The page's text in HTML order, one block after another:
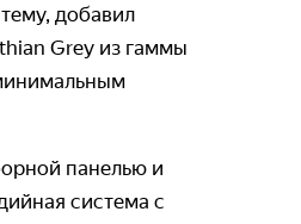
добавил
Grey из гаммы
панелью и
система с